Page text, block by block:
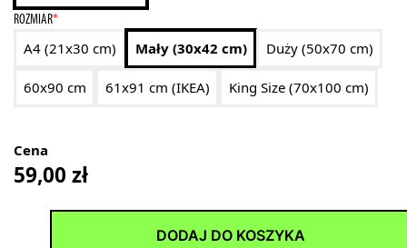
*
ROZMIAR
A4 (21x30 cm) Mały (30x42 cm) Duży (50x70 cm)
60x90 cm 61x91 cm (IKEA) King Size (70x100 cm)
Cena
59,00 zł
DODAJ DO KOSZYKA